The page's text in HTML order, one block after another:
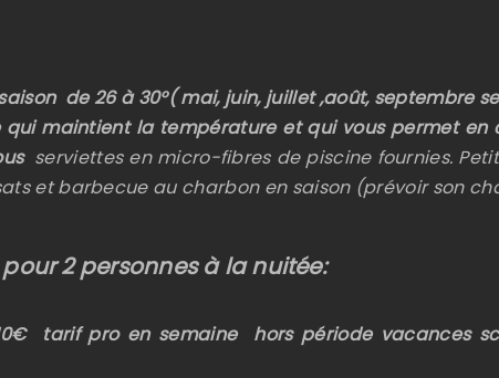
de 26 à 30°( mai, juin, juillet ,août, septembre
maintient la température et qui vous permet en
serviettes en micro-fibres de piscine fournies.
et barbecue au charbon en saison (prévoir son
2 personnes à la nuitée:
tarif pro en semaine hors période vacances